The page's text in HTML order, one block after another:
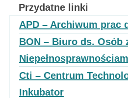
Przydatne linki
APD – Archiwum prac
BON – Biuro ds. Osób
Cti – Centrum
Inkubator